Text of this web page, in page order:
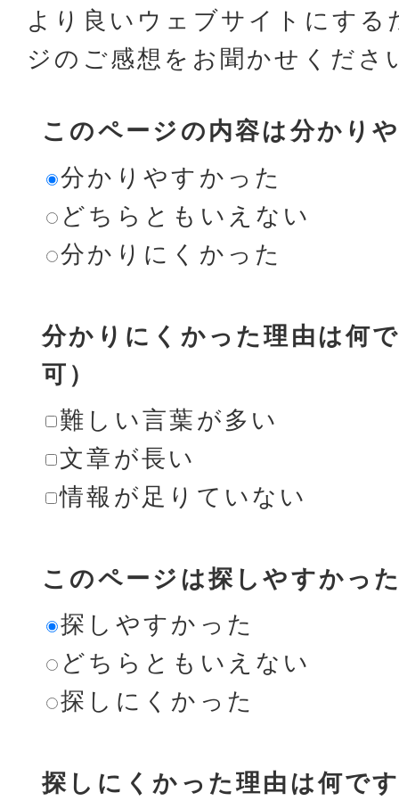
より良いウェブサイトにする
ジのご感想をお聞かせくださ
このページの内容は分かり
分かりやすかった
どちらともいえない
分かりにくかった
分かりにくかった理由は何
可）
難しい言葉が多い
文章が長い
情報が足りていない
このページは探しやすかっ
探しやすかった
どちらともいえない
探しにくかった
探しにくかった理由は何で